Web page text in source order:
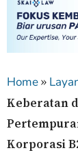
Home»
Keberatan
Korporasi